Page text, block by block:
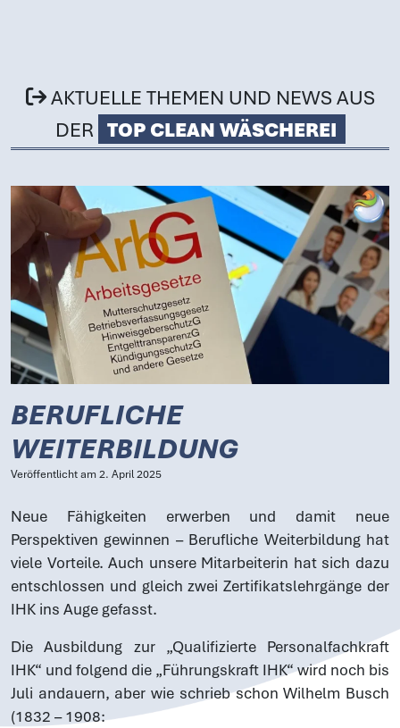
AKTUELLE THEMEN UND NEWS AUS
DER TOP CLEAN WÄSCHEREI
BERUFLICHE
WEITERBILDUNG
Veröffentlicht am2. April 2025
Neue Fähigkeiten erwerben und damit neue
Perspektiven gewinnen – Berufliche Weiterbildung hat
viele Vorteile. Auch unsere Mitarbeiterin hat sich dazu
entschlossen und gleich zwei Zertifikatslehrgänge der
IHK ins Auge gefasst.
Die Ausbildung zur „Qualifizierte Personalfachkraft
IHK“ und folgend die „Führungskraft IHK“ wird noch bis
Juli andauern, aber wie schrieb schon Wilhelm Busch
(1832 – 1908: